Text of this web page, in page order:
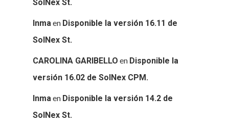
SolNex St.
Inmaen Disponible la versión 16.11 de
SolNex St.
CAROLINA GARIBELLO en Disponible la
versión 16.02 de SolNex CPM.
Inmaen Disponible la versión 14.2 de
SolNex St.
SOLNEX
SERVICIOS
BLOG